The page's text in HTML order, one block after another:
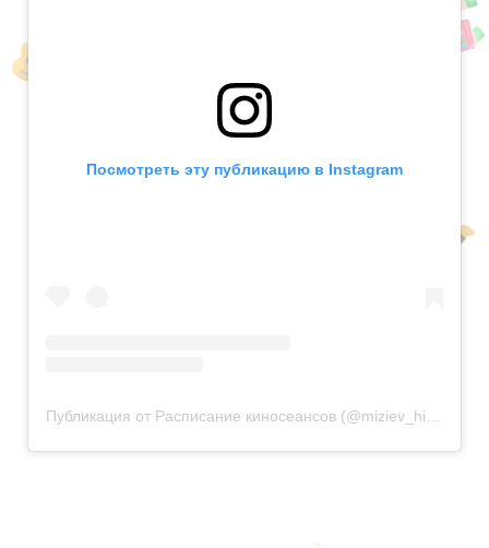
Посмотреть эту публикацию в Instagram